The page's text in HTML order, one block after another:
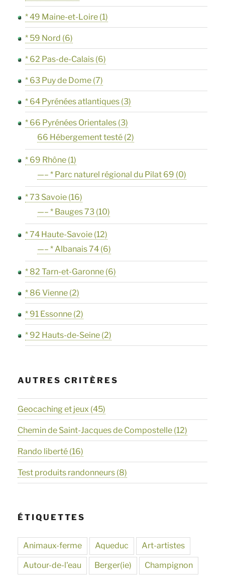
* 49 Maine-et-Loire (1)
* 59 Nord (6)
* 62 Pas-de-Calais (6)
* 63 Puy de Dome (7)
* 64 Pyrénées atlantiques (3)
* 66 Pyrénées Orientales (3)
66 Hébergement testé (2)
* 69 Rhône (1)
—– * Parc naturel régional du Pilat 69 (0)
* 73 Savoie (16)
—– * Bauges 73 (10)
* 74 Haute-Savoie (12)
—– * Albanais 74 (6)
* 82 Tarn-et-Garonne (6)
* 86 Vienne (2)
* 91 Essonne (2)
* 92 Hauts-de-Seine (2)
AUTRES CRITÈRES
Geocaching et jeux (45)
Chemin de Saint-Jacques de Compostelle (12)
Rando liberté (16)
Test produits randonneurs (8)
ÉTIQUETTES
Animaux-ferme Aqueduc Art-artistes
Autour-de-l'eau Berger(ie) Champignon